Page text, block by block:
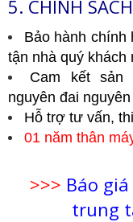
5. CHÍNH
Bảo hành chính
tận nhà quý khách
Cam kết sản
nguyên đai
Hỗ trợ tư vấn,
01 năm thân
>>> Báo
trung